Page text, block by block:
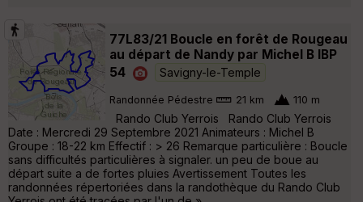
77L83/21 Boucle en forêt de Rougeau
au départ de Nandy par Michel B IBP
54
Savigny-le-Temple
Randonnée Pédestre 21 km 110 m
Rando Club Yerrois Rando Club Yerrois
Date : Mercredi 29 Septembre 2021 Animateurs : Michel B
Groupe : 18-22 km Effectif : > 26 Remarque particulière : Boucle
sans difficultés particulières à signaler. un peu de boue au
départ suite a de fortes pluies Avertissement Toutes les
randonnées répertoriées dans la randothèque du Rando Club